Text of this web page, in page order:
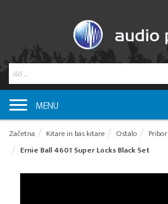
MENU
Začetna Kitare in bas kitare Ostalo
Pribor
Ernie Ball 4601 Super Locks Black Set